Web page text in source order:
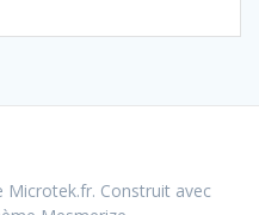
Construit avec